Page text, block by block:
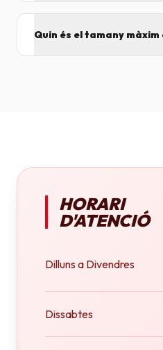
Quin és el tamany
HORARI
D'ATENCIÓ
Dilluns a Divendres
Dissabtes